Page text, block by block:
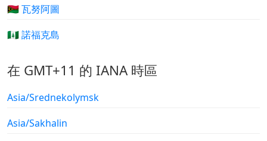
🇻🇺 瓦努阿圖
🇳🇫 諾福克島
在 GMT+11 的 IANA 時區
Asia/Srednekolymsk
Asia/Sakhalin